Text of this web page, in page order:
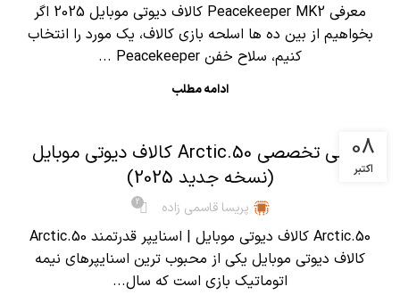
معرفی Peacekeeper MK2 کالاف دیوتی موبایل 2025 اگر
بخواهیم از بین ده ها اسلحه بازی کالاف، یک مورد را انتخاب
کنیم، سلاح خفن Peacekeeper ...
ادامه مطلب
08
اکتبر
بررسی تخصصی Arctic.50 کالاف دیوتی موبایل
(نسخه جدید 2025)
پریسا قاسمی زاده 2
Arctic.50 کالاف دیوتی موبایل | اسنایپر قدرتمند Arctic.50
کالاف دیوتی موبایل یکی از محبوب ترین اسنایپرهای نیمه
اتوماتیک بازی است که سال...